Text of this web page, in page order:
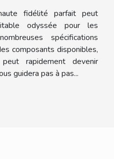
fidélité parfait peut
odyssée pour les
spécifications
composants disponibles,
rapidement devenir
guidera pas à pas...